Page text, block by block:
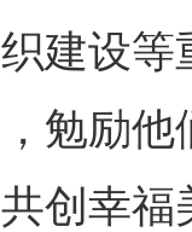
建设
勉励
创幸